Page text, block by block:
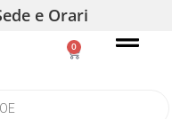
e Orari
0